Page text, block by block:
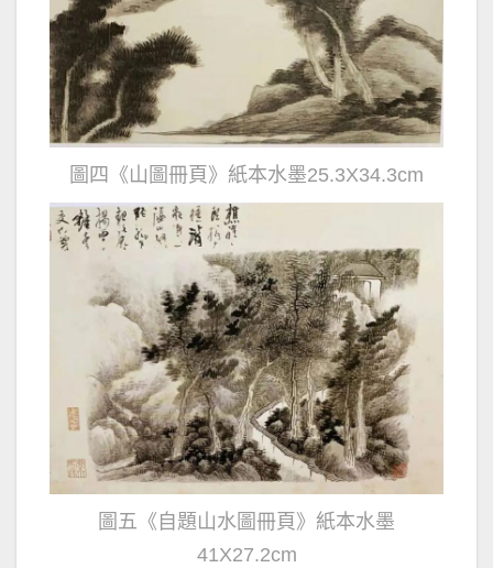
圖四《山圖冊頁》紙本水墨25.3X34.3cm
圖五《自題山水圖冊頁》紙本水墨
41X27.2cm